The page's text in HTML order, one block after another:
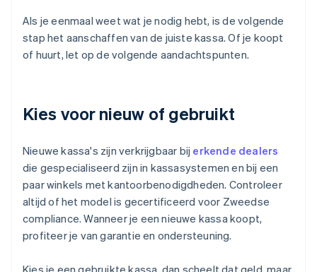
Als je eenmaal weet wat je nodig hebt, is de volgende
stap het aanschaffen van de juiste kassa. Of je koopt
of huurt, let op de volgende aandachtspunten.
Kies voor nieuw of gebruikt
Nieuwe kassa's zijn verkrijgbaar bij erkende dealers
die gespecialiseerd zijn in kassasystemen en bij een
paar winkels met kantoorbenodigdheden. Controleer
altijd of het model is gecertificeerd voor Zweedse
compliance. Wanneer je een nieuwe kassa koopt,
profiteer je van garantie en ondersteuning.